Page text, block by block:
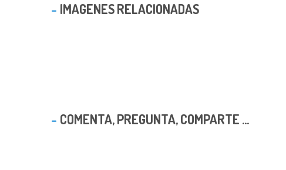
IMAGENES RELACIONADAS
COMENTA, PREGUNTA, COMPARTE ...